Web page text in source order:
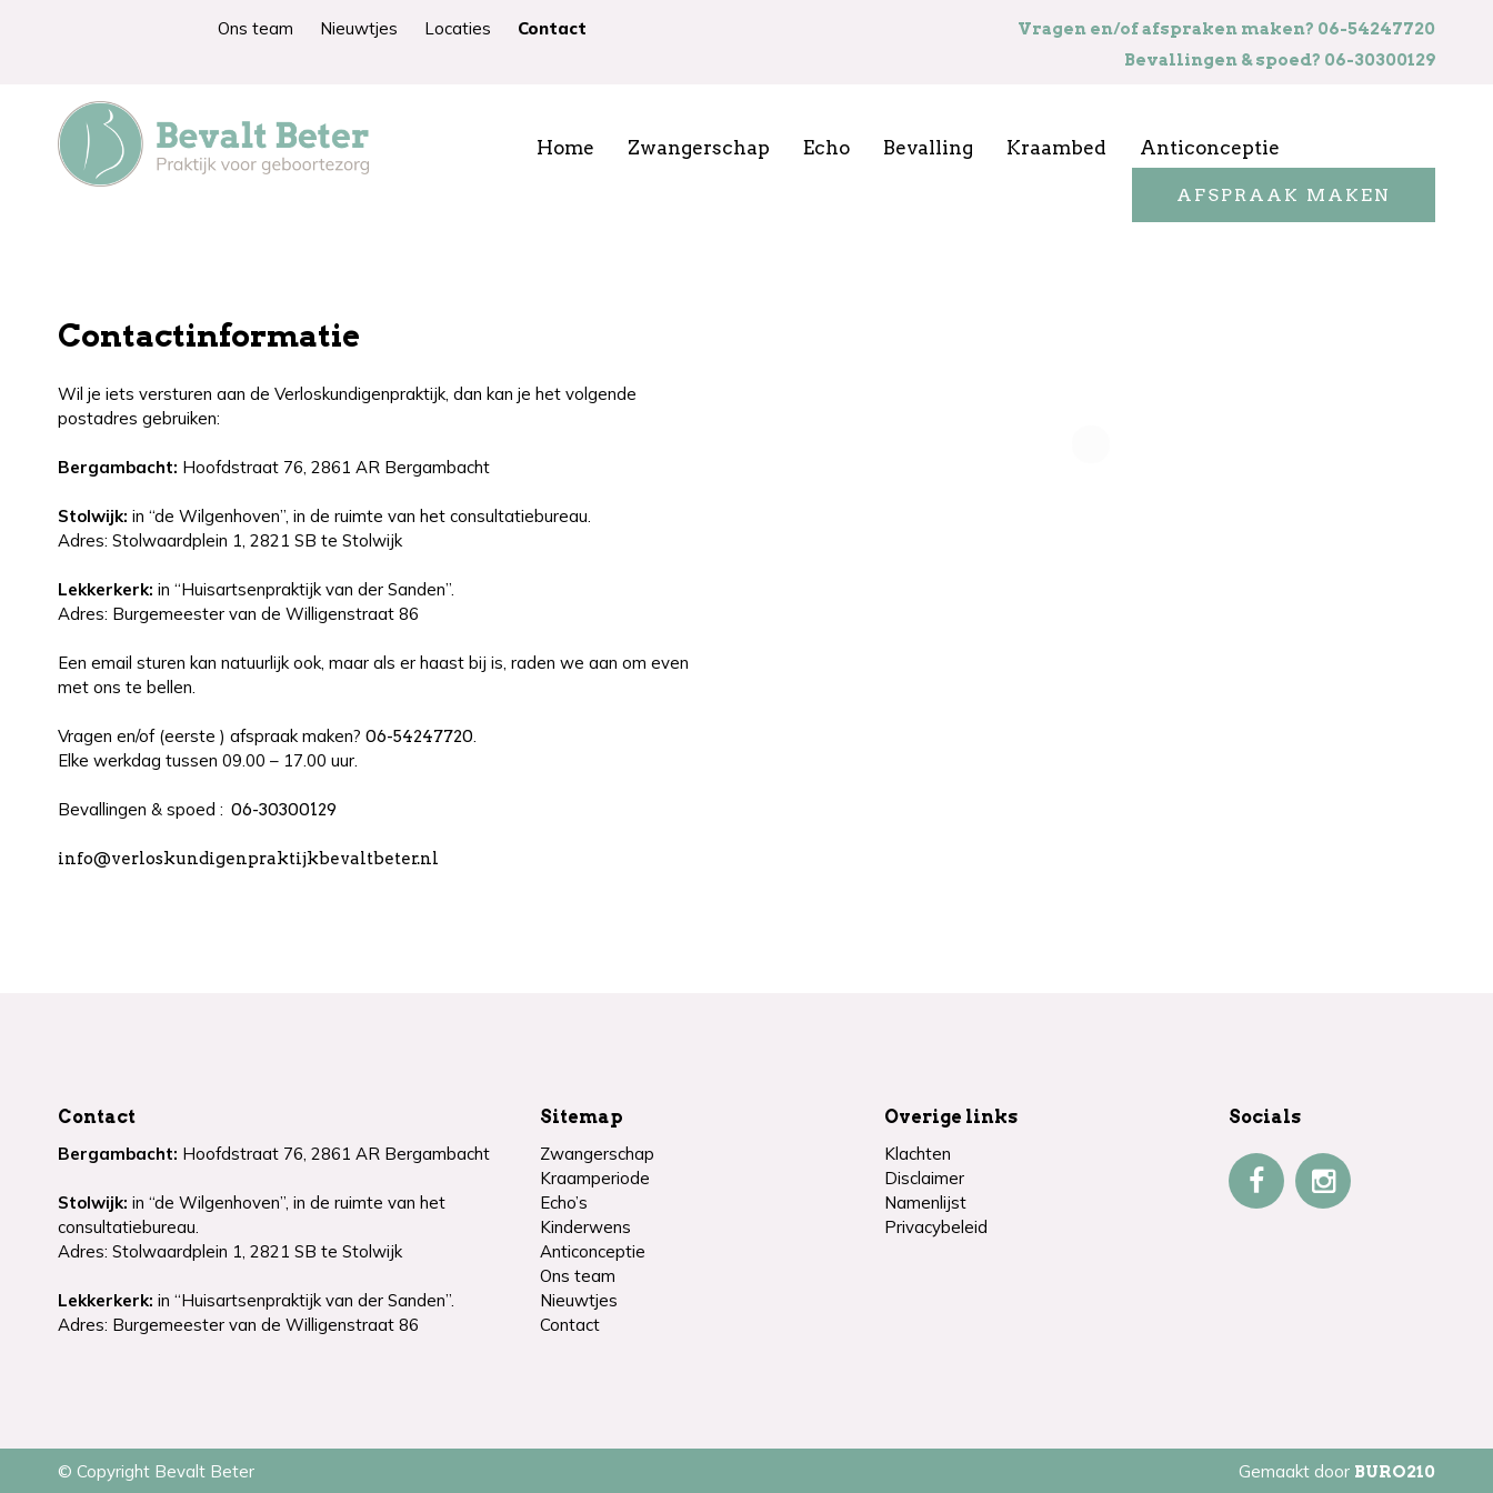
Ons team Nieuwtjes Locaties Contact
Vragen en/of afspraken maken? 06-54247720
Bevallingen & spoed? 06-30300129
Home Zwangerschap Echo Bevalling Kraambed Anticonceptie
AFSPRAAK MAKEN
Contactinformatie
Wil je iets versturen aan de Verloskundigenpraktijk, dan kan je het volgende
postadres gebruiken:
Bergambacht: Hoofdstraat 76, 2861 AR Bergambacht
Stolwijk: in “de Wilgenhoven”, in de ruimte van het consultatiebureau.
Adres: Stolwaardplein 1, 2821 SB te Stolwijk
Lekkerkerk: in “Huisartsenpraktijk van der Sanden”.
Adres: Burgemeester van de Willigenstraat 86
Een email sturen kan natuurlijk ook, maar als er haast bij is, raden we aan om even
met ons te bellen.
Vragen en/of (eerste ) afspraak maken? 06-54247720.
Elke werkdag tussen 09.00 – 17.00 uur.
Bevallingen & spoed : 06-30300129
info@verloskundigenpraktijkbevaltbeter.nl
Contact
Bergambacht: Hoofdstraat 76, 2861 AR Bergambacht
Stolwijk: in “de Wilgenhoven”, in de ruimte van het
consultatiebureau.
Adres: Stolwaardplein 1, 2821 SB te Stolwijk
Lekkerkerk: in “Huisartsenpraktijk van der Sanden”.
Adres: Burgemeester van de Willigenstraat 86
Sitemap
Zwangerschap
Kraamperiode
Echo’s
Kinderwens
Anticonceptie
Ons team
Nieuwtjes
Contact
Overige links
Klachten
Disclaimer
Namenlijst
Privacybeleid
Socials
© Copyright Bevalt Beter Gemaakt door BURO210